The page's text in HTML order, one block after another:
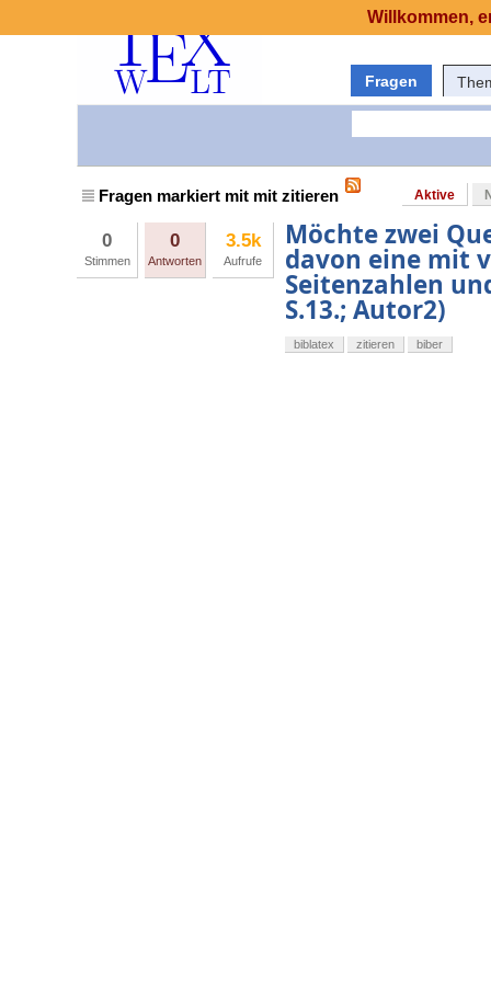
Fragen
Fragen markiert mit mit zitieren Aktive
0
Stimmen
0
Antworten
3.5k
Aufrufe
Möchte zwei
davon eine mit
Seitenzahlen
S.13.; Autor2)
biblatex zitieren biber
Willkommen,